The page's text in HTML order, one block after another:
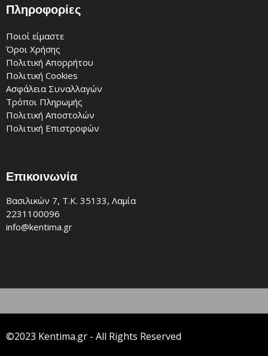
Πληροφορίες
Ποιοί είμαστε
Όροι Χρήσης
Πολιτική Απορρήτου
Πολιτική Cookies
Ασφάλεια Συναλλαγών
Τρόποι Πληρωμής
Πολιτική Αποστολών
Πολιτική Επιστροφών
Επικοινωνία
Βασιλικών 7, Τ.Κ. 35133, Λαμία
2231100096
info@kentima.gr
©2023 Kentima.gr - All Rights Reserved